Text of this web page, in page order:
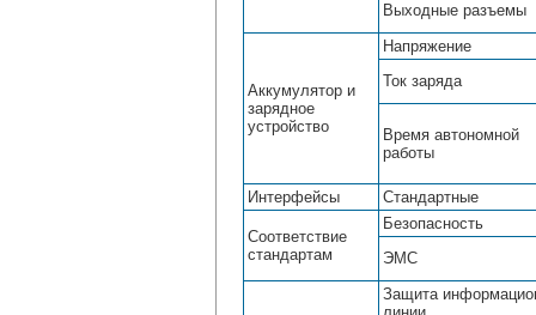
Выходные разъемы
Аккумулятор и
зарядное
устройство
Напряжение
Ток заряда
Время автономной
работы
Интерфейсы Стандартные
Соответствие
стандартам
Безопасность
ЭМС
Защита